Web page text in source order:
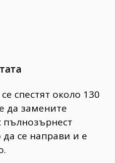
спестят около 130
да замените
пълнозърнест
се направи и е